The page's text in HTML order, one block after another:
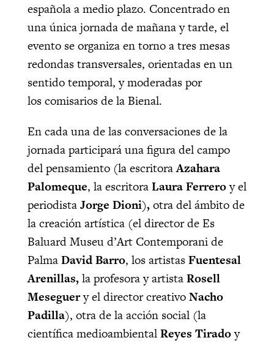
española a medio plazo. Concentrado en
una única jornada de mañana y tarde, el
evento se organiza en torno a tres mesas
redondas transversales, orientadas en un
sentido temporal, y moderadas por
los comisarios de la Bienal.
En cada una de las conversaciones de la
jornada participará una figura del campo
del pensamiento (la escritoraAzahara
Palomeque, la escritoraLaura Ferreroy el
periodistaJorge Dioni),otra del ámbito de
la creación artística (el director de Es
Baluard Museu d’Art Contemporani de
PalmaDavid Barro, los artistasFuentesal
Arenillas,la profesora y artistaRosell
Meseguery el director creativoNacho
Padilla), otra de la acción social (la
científica medioambientalReyes Tiradoy